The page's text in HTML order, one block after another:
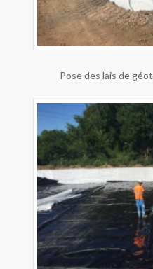
Pose des lais de